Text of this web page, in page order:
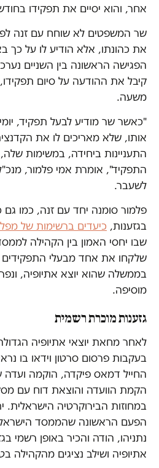
אחר, והוא יסיים את תפקידו
שר המשפטים לא שוחח עם זנה
את כהונתו, אלא הודיע לו על כך
הפגישה הראשונה בין השניים
קיבל את ההודעה על סיום
משעה.
"כאשר שר מודיע לבעל תפקיד,
אותו, שלא מאריכים לו את
התעניינות ביחידה, במשימות
התפקיד", אומרת אמי פלמור,
לשעבר.
פלמור סומנה יחד עם זנה, כמו
בגזענות, כיעדים ברשימות של
שבו יחסי האמון בין הקהילה
שלקחו את אחד מבעלי התפקידים
בממשלה שהוא יוצא אתיופיה,
מוסיפה.
גזענות מוכרת רשמית
בעקבות פרסום סרטון וידאו בו
החייל דמאס פיקדה, הוקמה
הקמת הוועדה והוצאת דוח עם
במחוזות הבירוקרטיה הישראלית.
הפעם הראשונה שהממסד
נתניהו, הודה והכיר באופן רשמי
אתיופיה ושילב נציגים מהקהילה